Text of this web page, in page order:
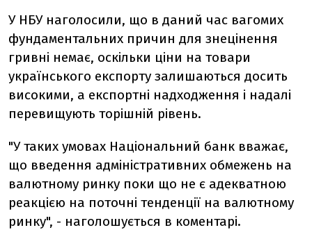
У НБУ наголосили, що в даний час вагомих
фундаментальних причин для знецінення
гривні немає, оскільки ціни на товари
українського експорту залишаються досить
високими, а експортні надходження і надалі
перевищують торішній рівень.
"У таких умовах Національний банк вважає,
що введення адміністративних обмежень на
валютному ринку поки що не є адекватною
реакцією на поточні тенденції на валютному
ринку", - наголошується в коментарі.